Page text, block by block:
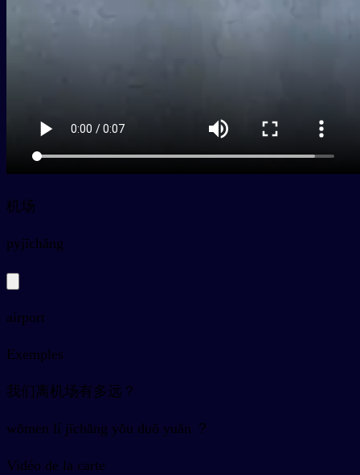
机场
pyjīchǎng
airport
Exemples
我们离机场有多远？
wǒmen lí jīchǎng yǒu duō yuǎn ？
Vidéo de la carte